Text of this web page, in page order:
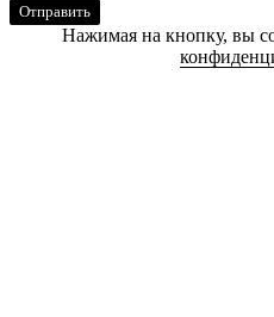
Отправить
Нажимая на кнопку, вы